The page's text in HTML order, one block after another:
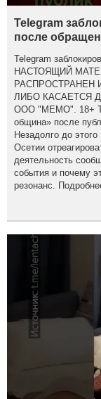
Telegram
после
Telegram
НАСТОЯЩИЙ
РАСПРОСТРАНЕН
ЛИБО КАСАЕТСЯ
ООО "МЕМО". 18+
община» после
Незадолго до
Осетии
деятельность
события и почему
резонанс.